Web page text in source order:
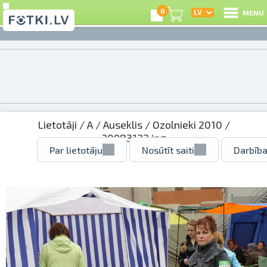
0 MENU
Lietotāji /A/Auseklis/ Ozolnieki 2010 /
30983122.jpg
Par lietotāju Nosūtīt saiti